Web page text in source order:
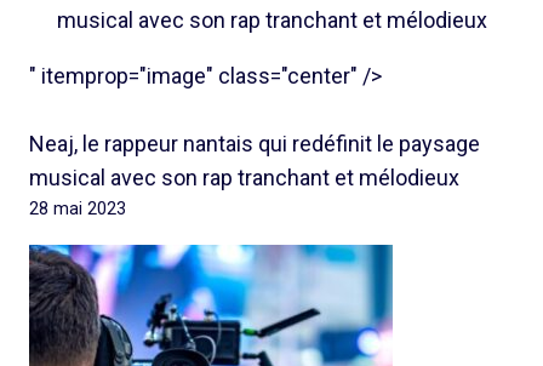
musical avec son rap tranchant et mélodieux
" itemprop="image" class="center" />
Neaj, le rappeur nantais qui redéfinit le paysage
musical avec son rap tranchant et mélodieux
28 mai 2023